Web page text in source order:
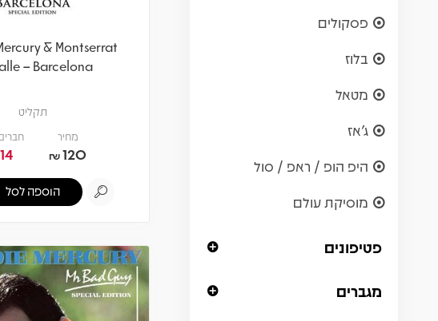
פסקולים
בלוז
מטאל
ג'אז
היפ הופ / ראפ / סול
מוסיקת עולם
פטיפונים
מגברים
& Montserrat
– Barcelona
תקליט
מחיר
120
₪
חברים
הוספה לסל